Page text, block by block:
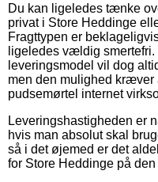
Du kan ligeledes tænke
privat i Store Heddinge
Fragttypen er
ligeledes vældig
leveringsmodel vil dog
men den mulighed
pudsemørtel internet
Leveringshastigheden er
hvis man absolut skal
så i det øjemed er det
for Store Heddinge på